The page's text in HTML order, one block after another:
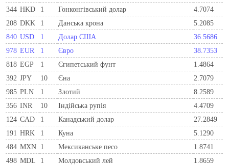
344 HKD 1 Гонконгівський долар
4.7074
208 DKK 1 Данська крона
5.2085
840 USD 1 Долар США
36.5686
978 EUR 1 Євро
38.7353
818 EGP 1 Єгипетський фунт
1.4864
392 JPY 10 Єна
2.7079
985 PLN 1 Злотий
8.2589
356 INR 10 Індійська рупія
4.4709
124 CAD 1 Канадський долар
27.2849
191 HRK 1 Куна
5.1290
484 MXN 1 Мексиканське песо
1.8741
498 MDL 1 Молдовський лей
1.8659